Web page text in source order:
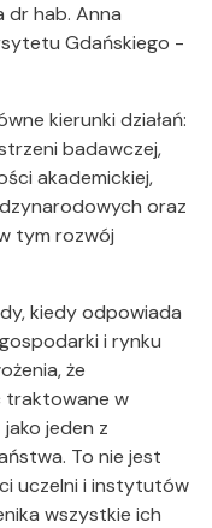
dr hab. Anna
Gdańskiego -
kierunki działań:
badawczej,
akademickiej,
oraz
tym rozwój
kiedy odpowiada
i rynku
że
traktowane w
jeden z
To nie jest
uczelni i instytutów
wszystkie ich